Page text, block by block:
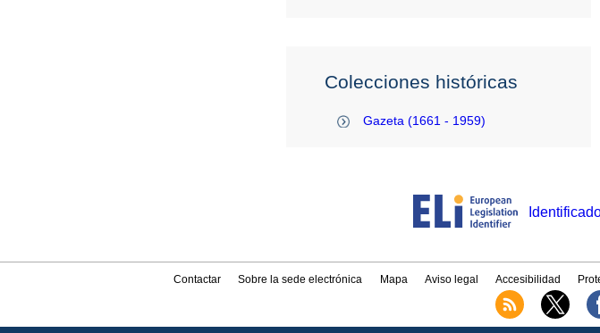
Colecciones históricas
Gazeta (1661 - 1959)
Contactar Sobre la sede electrónica Mapa Aviso legal Accesibilidad